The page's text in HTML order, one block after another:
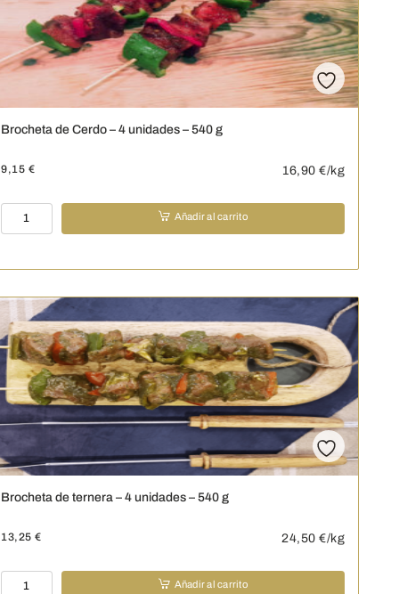
unidades
540
cantidad
Brocheta de Cerdo – 4 unidades – 540 g
9,15 € 16,90 €/kg
Brocheta
de
-
unidades
540
g
cantidad
Añadir al carrito
Brocheta de ternera – 4 unidades – 540 g
13,25€ 24,50 €/kg
Brocheta
Añadir al carrito